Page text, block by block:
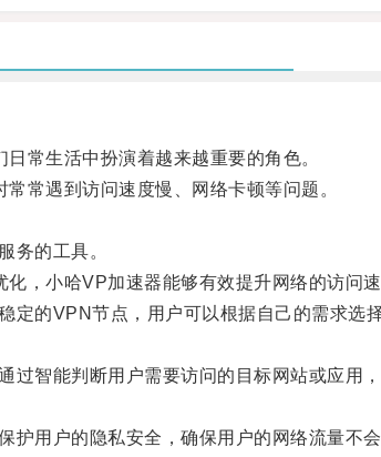
常生活中扮演着越来越重要的角色。
常遇到访问速度慢、网络卡顿等问题。
的工具。
小哈VP加速器能够有效提升网络的访问速
的VPN节点，用户可以根据自己的需求选
智能判断用户需要访问的目标网站或应用
用户的隐私安全，确保用户的网络流量不会